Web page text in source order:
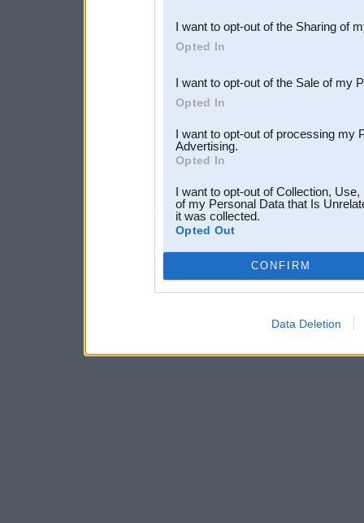
Downstream Participants
third parties.
I want to opt-out of the Sharing of
Opted In
I want to opt-out of the Sale of my
Opted In
I want to opt-out of processing my
Advertising.
Opted In
I want to opt-out of Collection,
of my Personal Data that Is
it was collected.
Opted Out
CONFIRM
Data Deletion